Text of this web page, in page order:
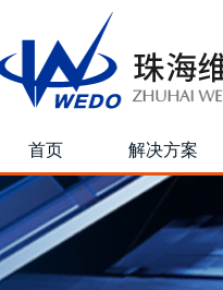
首页 解决方案